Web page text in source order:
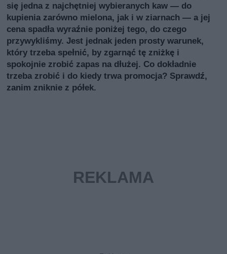
się jedna z najchętniej wybieranych kaw — do
kupienia zarówno mielona, jak i w ziarnach — a jej
cena spadła wyraźnie poniżej tego, do czego
przywykliśmy. Jest jednak jeden prosty warunek,
który trzeba spełnić, by zgarnąć tę zniżkę i
spokojnie zrobić zapas na dłużej. Co dokładnie
trzeba zrobić i do kiedy trwa promocja? Sprawdź,
zanim zniknie z półek.